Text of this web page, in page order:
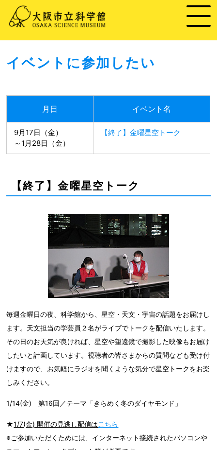
イベントに参加したい
月日 イベント名
9月17日（金）
～1月28日（金）
【終了】金曜星空トーク
【終了】金曜星空トーク
毎週金曜日の夜、科学館から、星空・天文・宇宙の話題をお届けし
ます。天文担当の学芸員２名がライブでトークを配信いたします。
その日のお天気が良ければ、星空や望遠鏡で撮影した映像もお届け
したいと計画しています。視聴者の皆さまからの質問なども受け付
けますので、お気軽にラジオを聞くような気分で星空トークをお楽
しみください。
1/14(金) 第16回／テーマ「きらめく冬のダイヤモンド」
★1/7(金) 開催の見逃し配信はこちら
※ご参加いただくためには、インターネット接続されたパソコンや